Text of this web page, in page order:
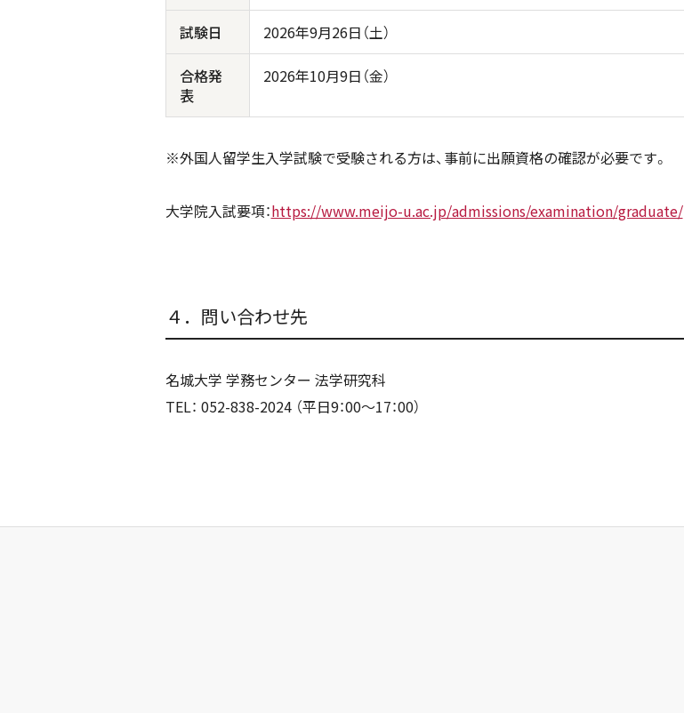
試験日 2026年9月26日（土）
合格発
表
2026年10月9日（金）
※外国人留学生入学試験で受験される方は、事前に出願資格の確認が必要です。
大学院入試要項：https://www.meijo-u.ac.jp/admissions/examination/graduate/
４．問い合わせ先
名城大学 学務センター 法学研究科
TEL： 052-838-2024 （平日9：00～17：00）